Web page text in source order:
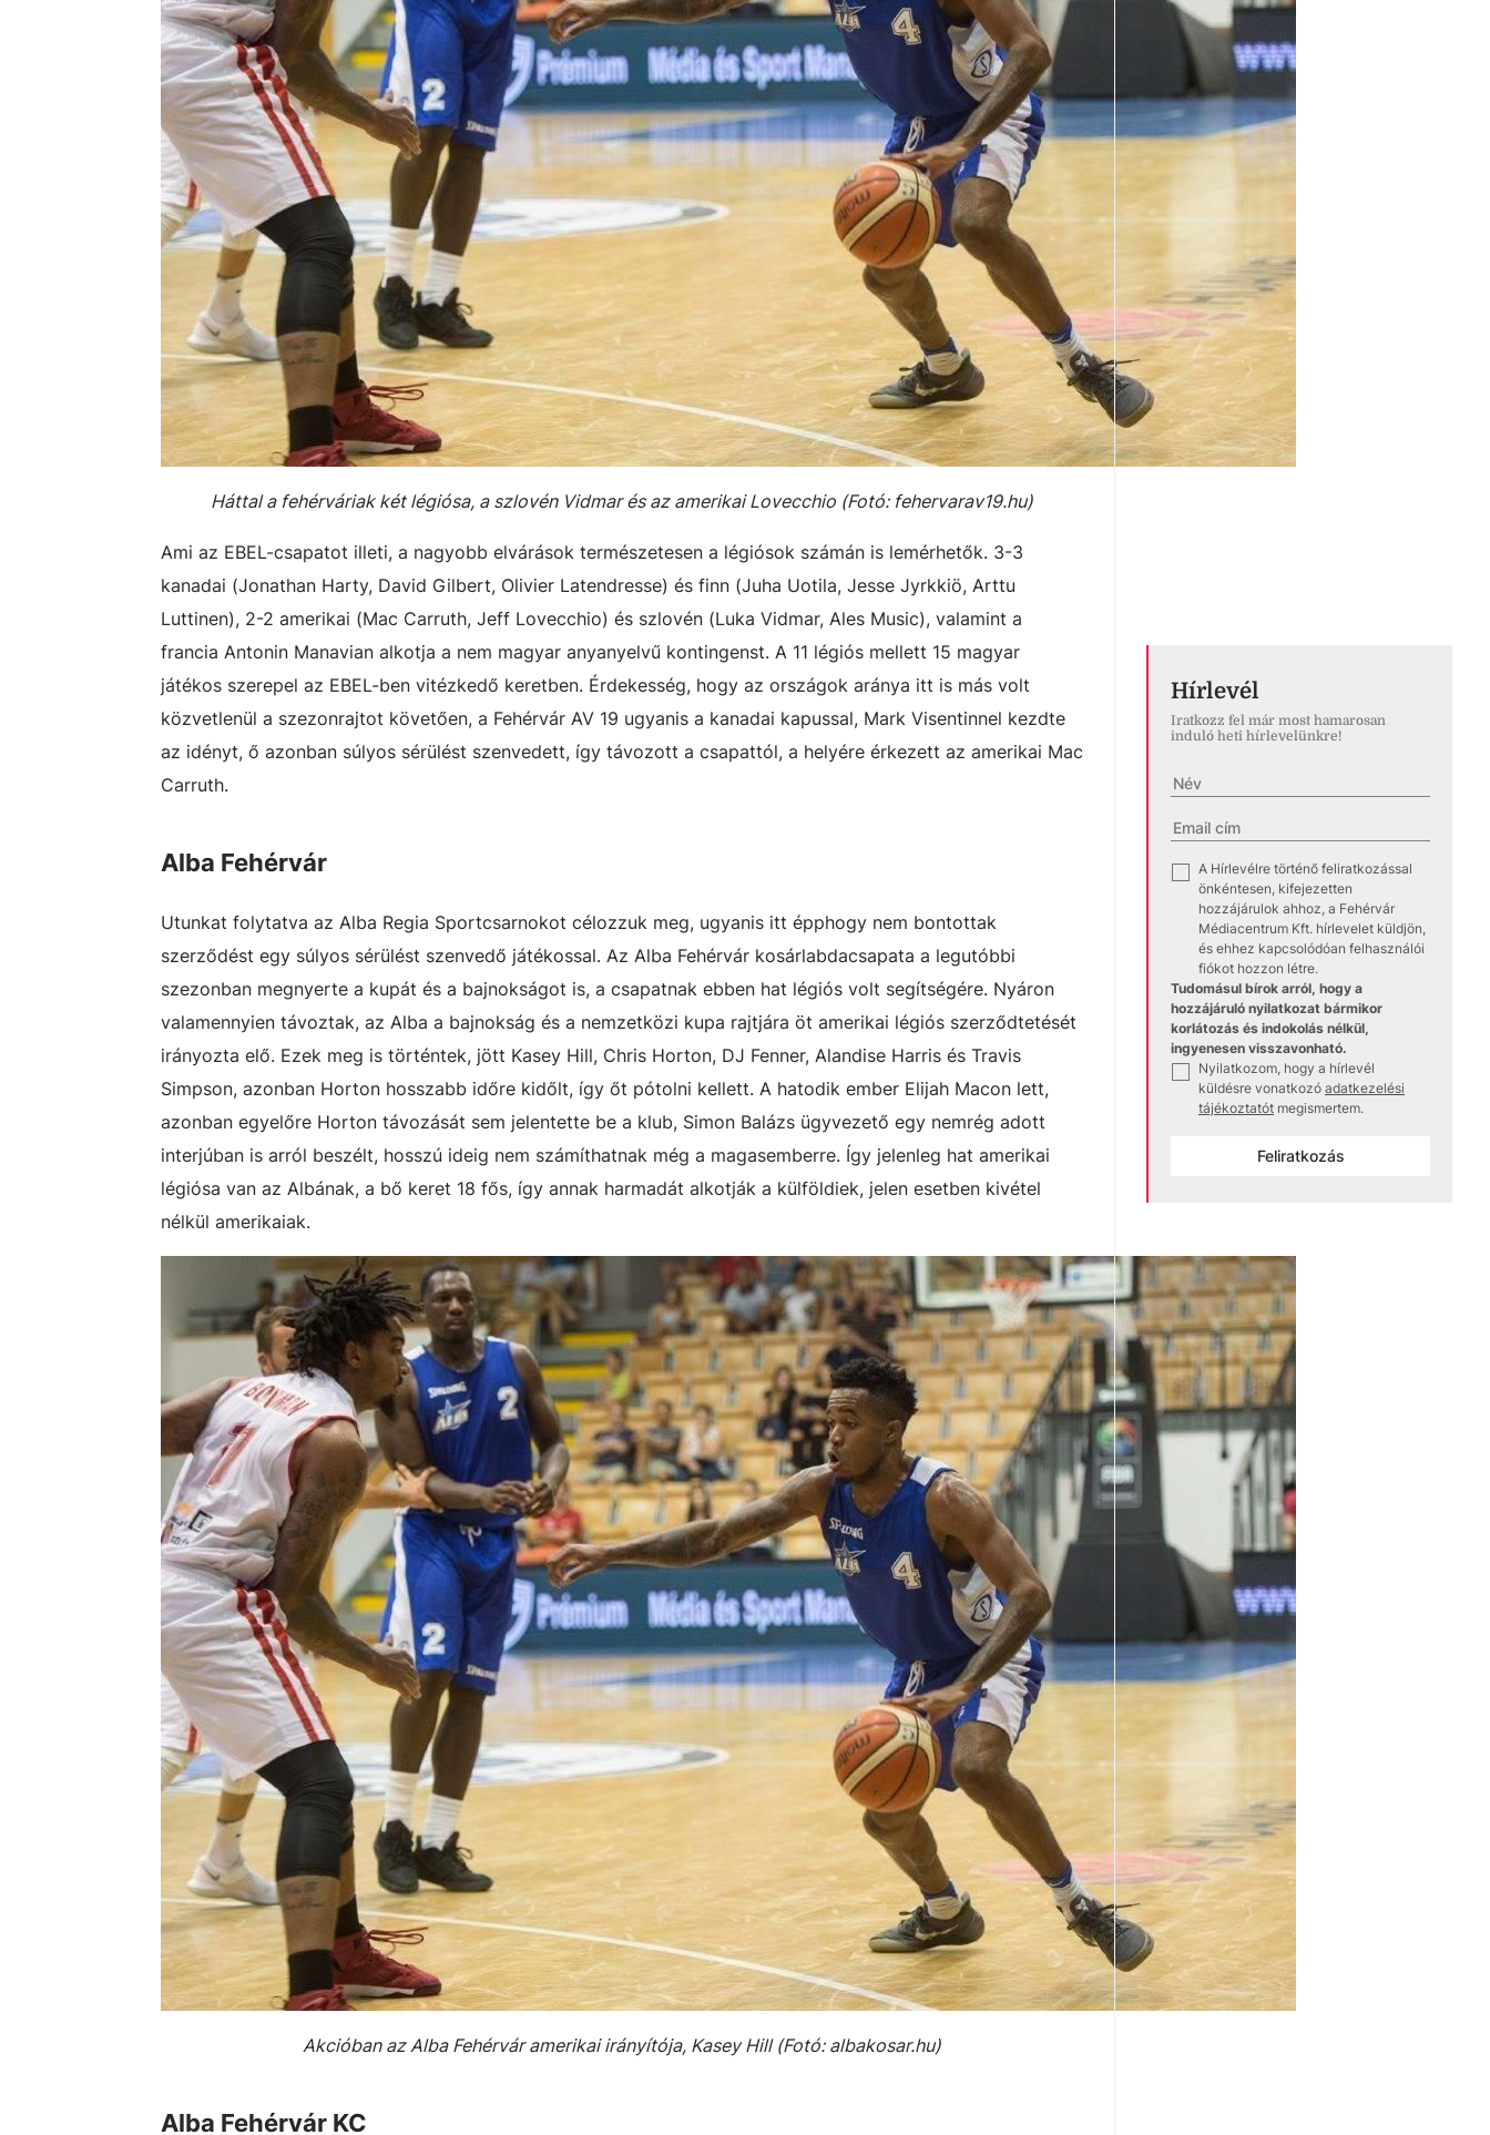
Háttal a fehérváriak két légiósa, a szlovén Vidmar és az amerikai Lovecchio (Fotó: fehervarav19.hu)
Ami az EBEL-csapatot illeti, a nagyobb elvárások természetesen a légiósok számán is lemérhetők. 3-3
kanadai (Jonathan Harty, David Gilbert, Olivier Latendresse) és finn (Juha Uotila, Jesse Jyrkkiö, Arttu
Luttinen), 2-2 amerikai (Mac Carruth, Jeff Lovecchio) és szlovén (Luka Vidmar, Ales Music), valamint a
francia Antonin Manavian alkotja a nem magyar anyanyelvű kontingenst. A 11 légiós mellett 15 magyar
játékos szerepel az EBEL-ben vitézkedő keretben. Érdekesség, hogy az országok aránya itt is más volt
közvetlenül a szezonrajtot követően, a Fehérvár AV 19 ugyanis a kanadai kapussal, Mark Visentinnel kezdte
az idényt, ő azonban súlyos sérülést szenvedett, így távozott a csapattól, a helyére érkezett az amerikai Mac
Carruth.
Alba Fehérvár
Utunkat folytatva az Alba Regia Sportcsarnokot célozzuk meg, ugyanis itt épphogy nem bontottak
szerződést egy súlyos sérülést szenvedő játékossal. Az Alba Fehérvár kosárlabdacsapata a legutóbbi
szezonban megnyerte a kupát és a bajnokságot is, a csapatnak ebben hat légiós volt segítségére. Nyáron
valamennyien távoztak, az Alba a bajnokság és a nemzetközi kupa rajtjára öt amerikai légiós szerződtetését
irányozta elő. Ezek meg is történtek, jött Kasey Hill, Chris Horton, DJ Fenner, Alandise Harris és Travis
Simpson, azonban Horton hosszabb időre kidőlt, így őt pótolni kellett. A hatodik ember Elijah Macon lett,
azonban egyelőre Horton távozását sem jelentette be a klub, Simon Balázs ügyvezető egy nemrég adott
interjúban is arról beszélt, hosszú ideig nem számíthatnak még a magasemberre. Így jelenleg hat amerikai
légiósa van az Albának, a bő keret 18 fős, így annak harmadát alkotják a külföldiek, jelen esetben kivétel
nélkül amerikaiak.
Akcióban az Alba Fehérvár amerikai irányítója, Kasey Hill (Fotó: albakosar.hu)
Alba Fehérvár KC
Hírlevél
Iratkozz fel már most hamarosan
induló heti hírlevelünkre!
✓
A Hírlevélre történő feliratkozással
önkéntesen, kifejezetten
hozzájárulok ahhoz, a Fehérvár
Médiacentrum Kft. hírlevelet küldjön,
és ehhez kapcsolódóan felhasználói
fiókot hozzon létre.
Tudomásul bírok arról, hogy a
hozzájáruló nyilatkozat bármikor
korlátozás és indokolás nélkül,
ingyenesen visszavonható.
✓
Nyilatkozom, hogy a hírlevél
küldésre vonatkozó adatkezelési
tájékoztatót megismertem.
Feliratkozás